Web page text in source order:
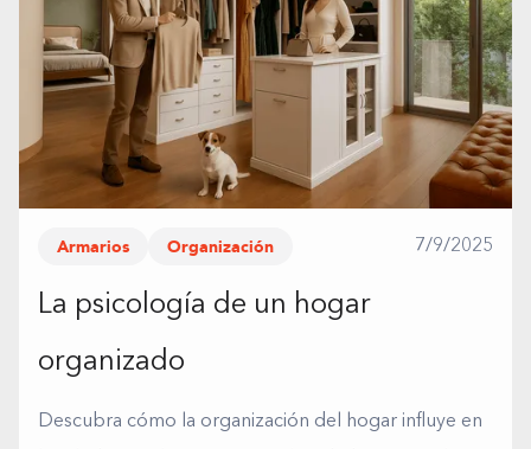
Armarios Organización 7/9/2025
La psicología de un hogar
organizado
Descubra cómo la organización del hogar influye en